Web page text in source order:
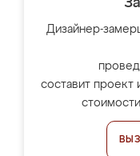
Дизайнер-
составит проект